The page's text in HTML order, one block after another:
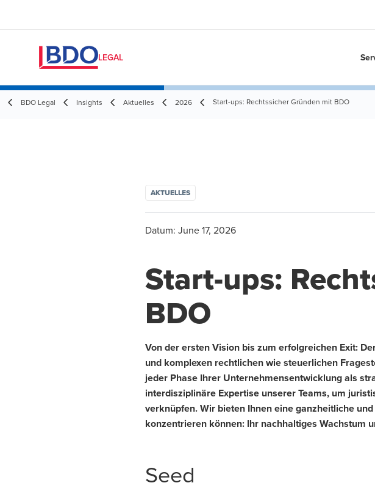
LEGAL
BDO Legal Insights Aktuelles 2026 Start-ups: Rechtssicher Gründen mit BDO
AKTUELLES
Datum: June 17, 2026
Start-ups:
BDO
Von der ersten Vision bis zum erfolgreichen Exit:
und komplexen rechtlichen wie steuerlichen
jeder Phase Ihrer Unternehmensentwicklung als
interdisziplinäre Expertise unserer Teams, um
verknüpfen. Wir bieten Ihnen eine ganzheitliche
konzentrieren können: Ihr nachhaltiges Wachstum
Seed